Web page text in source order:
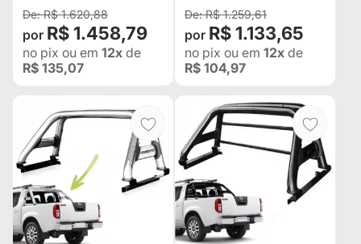
R$ 1.620,88
R$ 1.458,79
no pix ou em 12x de
R$ 135,07
R$ 1.259,61
R$ 1.133,65
no pix ou em 12x de
R$ 104,97